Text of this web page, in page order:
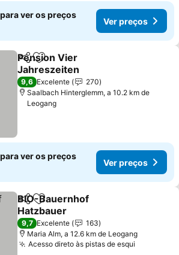
ver os preços
Ver preços
PartilharAdicionar aos favoritos
Pension Vier
Jahreszeiten
Ver preços
9,6 Excelente
270
Saalbach Hinterglemm, a 10.2 km de
Leogang
ver os preços
Ver preços
PartilharAdicionar aos favoritos
BIO-Bauernhof
Hatzbauer
Ver preços
9,7 Excelente
163
Maria Alm, a 12.6 km de Leogang
Acesso direto às pistas de esqui